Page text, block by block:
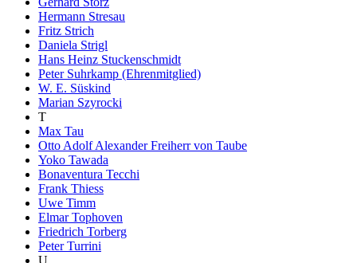
Hermann Stresau
Fritz Strich
Daniela Strigl
Hans Heinz Stuckenschmidt
Peter Suhrkamp (Ehrenmitglied)
W. E. Süskind
Marian Szyrocki
T
Max Tau
Otto Adolf Alexander Freiherr von Taube
Yoko Tawada
Bonaventura Tecchi
Frank Thiess
Uwe Timm
Elmar Tophoven
Friedrich Torberg
Peter Turrini
U